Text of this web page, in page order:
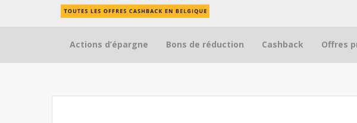
Skip to content
Actions d’épargne Bons de réduction Cashback Offres